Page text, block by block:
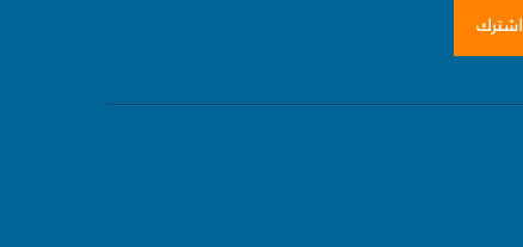
اشترك